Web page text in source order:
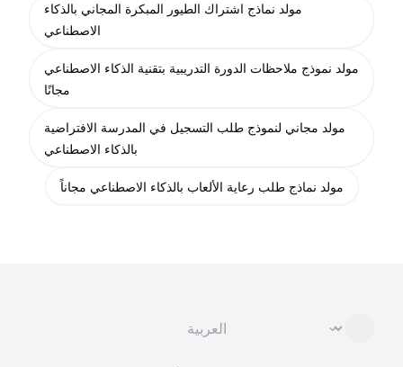
مولد نماذج اشتراك الطيور المبكرة المجاني بالذكاء
الاصطناعي
مولد نموذج ملاحظات الدورة التدريبية بتقنية الذكاء الاصطناعي
مجانًا
مولد مجاني لنموذج طلب التسجيل في المدرسة الافتراضية
بالذكاء الاصطناعي
مولد نماذج طلب رعاية الألعاب بالذكاء الاصطناعي مجاناً
⌄